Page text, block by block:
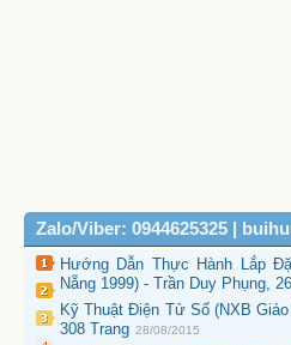
Zalo/Viber: 0944625325 |
Hướng Dẫn Thực Hành Lắp
Nẵng 1999) - Trần Duy Phụng,
Kỹ Thuật Điện Tử Số (NXB
308 Trang 28/08/2015